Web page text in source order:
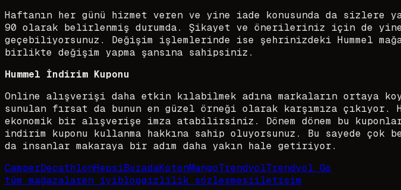
Haftanın her günü hizmet veren ve yine iade konusunda da sizlere
90 olarak belirlenmiş durumda. Şikayet ve önerileriniz için de
geçebiliyorsunuz. Değişim işlemlerinde ise şehrinizdeki Hummel
birlikte değişim yapma şansına sahipsiniz.
Hummel İndirim Kuponu
Online alışverişi daha etkin kılabilmek adına markaların ortaya
sunulan fırsat da bunun en güzel örneği olarak karşımıza
ekonomik bir alışverişe imza atabilirsiniz. Dönem dönem bu
indirim kuponu kullanma hakkına sahip oluyorsunuz. Bu sayede
da insanlar makaraya bir adım daha yakın hale getiriyor.
CamperDecathlonHepsiBuradaKotonMangoTrendyolTrendyol Go
tüm mağazalaren iyibloggizlilik sözleşmesiiletişim